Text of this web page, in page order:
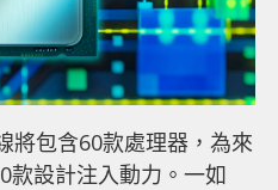
將包含60款處理器，為來
款設計注入動力。一如